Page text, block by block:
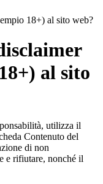
18+) al sito web?
al sito
utilizza il
Contenuto del
di non
e rifiutare, nonché il